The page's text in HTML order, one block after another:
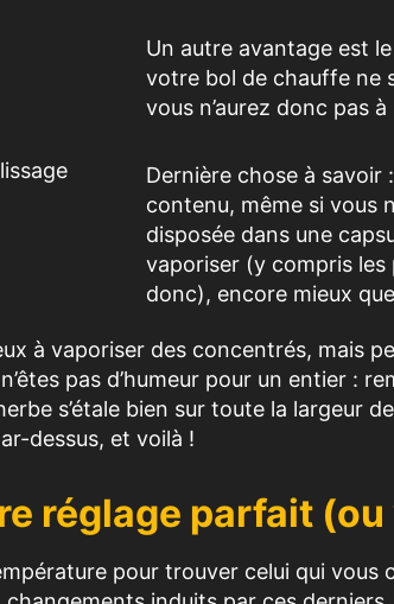
Un autre avantage est
votre bol de chauffe ne
vous n’aurez donc pas
Dernière chose à savoir
contenu, même si vous
disposée dans une
vaporiser (y compris
donc), encore mieux
à vaporiser des concentrés, mais
pas d’humeur pour un entier :
s’étale bien sur toute la largeur
dessus, et voilà !
réglage parfait (ou
pour trouver celui qui vous